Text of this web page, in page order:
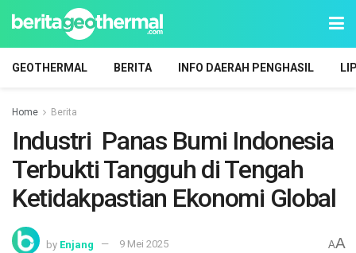
GEOTHERMAL BERITA INFO DAERAH PENGHASIL
Home Berita
Industri Panas Bumi Indonesia
Terbukti Tangguh di Tengah
Ketidakpastian Ekonomi Global
by Enjang 9 Mei 2025 AA